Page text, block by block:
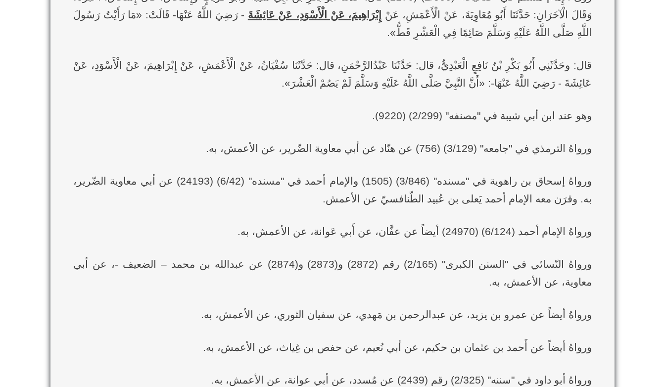
وَقَالَ الْآخَرَانِ: حَدَّثَنَا أَبُو مُعَاوِيَةَ، عَنْ الْأَعْمَشِ، عَنْ إِبْرَاهِيمَ، عَنْ الْأَسْوَدِ، عَنْ عَائِشَةَ - رَضِيَ اللَّهُ عَنْهَا- قَالَتْ: «مَا رَأَيْتُ رَسُولَ
اللَّهِ صَلَّى اللَّهُ عَلَيْهِ وَسَلَّمَ صَائِمًا فِي الْعَشْرِ قَطُّ».
قال: وحَدَّثَنِي أَبُو بَكْرِ بْنُ نَافِعٍ الْعَبْدِيُّ، قال: حَدَّثَنَا عَبْدُالرَّحْمَنِ، قال: حَدَّثَنَا سُفْيَانُ، عَنْ الْأَعْمَشِ، عَنْ إِبْرَاهِيمَ، عَنْ الْأَسْوَدِ، عَنْ
عَائِشَةَ - رَضِيَ اللَّهُ عَنْهَا-: «أَنَّ النَّبِيَّ صَلَّى اللَّهُ عَلَيْهِ وَسَلَّمَ لَمْ يَصُمْ الْعَشْرَ».
وهو عند ابن أبي شيبة في "مصنفه" (2/299) (9220).
ورواهُ الترمذي في "جامعه" (3/129) (756) عن هنّاد عن أبي معاوية الضّرير، عن الأعمش، به.
ورواهُ إسحاق بن راهوية في "مسنده" (3/846) (1505) والإمام أحمد في "مسنده" (6/42) (24193) عن أبي معاوية الضّرير،
به. وقرَن معه الإمام أحمد يَعلى بن عُبيد الطّنافسيّ عن الأعمش.
ورواهُ الإمام أحمد (6/124) (24970) أيضاً عن عفَّان، عن أَبي عَوانة، عن الأعمش، به.
ورواهُ النّسائي في "السنن الكبرى" (2/165) رقم (2872) و(2873) و(2874) عن عبدالله بن محمد – الضعيف -، عن أبي
معاوية، عن الأعمش، به.
ورواهُ أيضاً عن عمرو بن يزيد، عن عبدالرحمن بن مَهدي، عن سفيان الثوري، عن الأعمش، به.
ورواهُ أيضاً عن أَحمد بن عثمان بن حكيم، عن أبي نُعيم، عن حفص بن غِياث، عن الأعمش، به.
ورواهُ أبو داود في "سننه" (2/325) رقم (2439) عن مُسدد، عن أبي عوانة، عن الأعمش، به.